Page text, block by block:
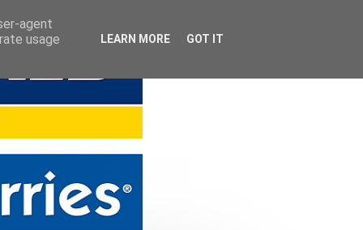
agent
usage
LEARN MORE GOT IT